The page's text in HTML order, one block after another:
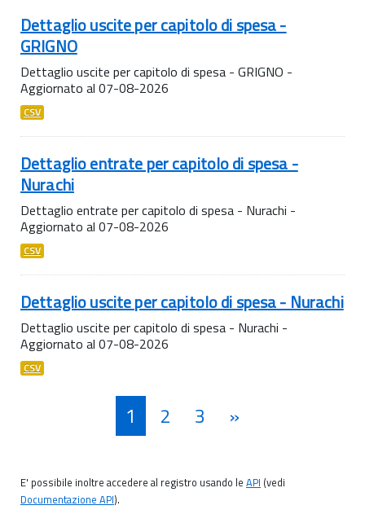
Dettaglio uscite per capitolo di spesa -
GRIGNO
Dettaglio uscite per capitolo di spesa - GRIGNO -
Aggiornato al 07-08-2026
CSV
Dettaglio entrate per capitolo di spesa -
Nurachi
Dettaglio entrate per capitolo di spesa - Nurachi -
Aggiornato al 07-08-2026
CSV
Dettaglio uscite per capitolo di spesa - Nurachi
Dettaglio uscite per capitolo di spesa - Nurachi -
Aggiornato al 07-08-2026
CSV
1 2 3 »
E' possibile inoltre accedere al registro usando le API (vedi
Documentazione API).